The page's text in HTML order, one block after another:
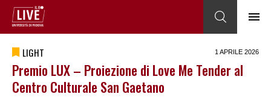
LIGHT 1 APRILE 2026
Premio LUX – Proiezione di Love Me Tender al
Centro Culturale San Gaetano